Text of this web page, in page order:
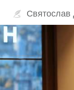
Святослав